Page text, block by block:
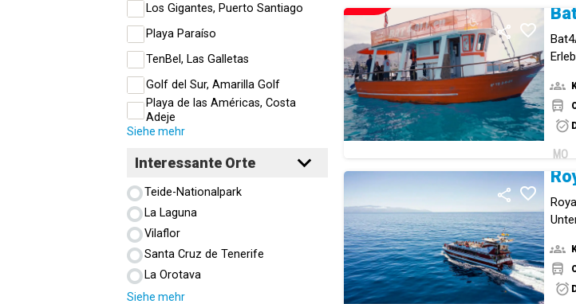
Los Gigantes, Puerto Santiago
Playa Paraíso
TenBel, Las Galletas
Golf del Sur, Amarilla Golf
Playa de las Américas, Costa
Adeje
Siehe mehr
Interessante Orte
Teide-Nationalpark
La Laguna
Vilaflor
Santa Cruz de Tenerife
La Orotava
Siehe mehr
MO